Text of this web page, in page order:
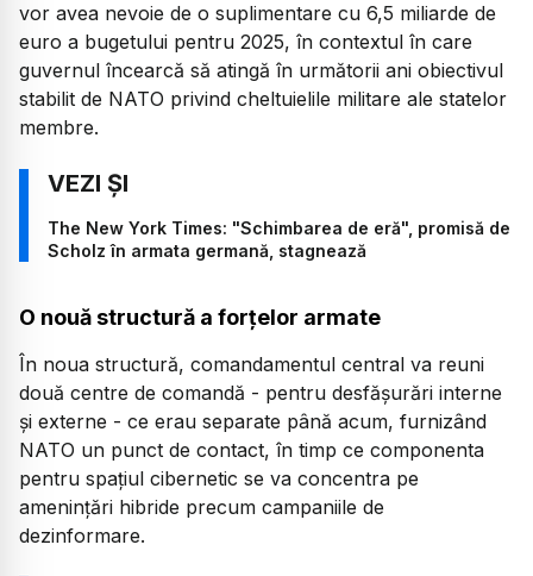
vor avea nevoie de o suplimentare cu 6,5 miliarde de
euro a bugetului pentru 2025, în contextul în care
guvernul încearcă să atingă în următorii ani obiectivul
stabilit de NATO privind cheltuielile militare ale statelor
membre.
The New York Times: "Schimbarea de eră", promisă de
Scholz în armata germană, stagnează
O nouă structură a forțelor armate
În noua structură, comandamentul central va reuni
două centre de comandă - pentru desfăşurări interne
şi externe - ce erau separate până acum, furnizând
NATO un punct de contact, în timp ce componenta
pentru spaţiul cibernetic se va concentra pe
ameninţări hibride precum campaniile de
dezinformare.